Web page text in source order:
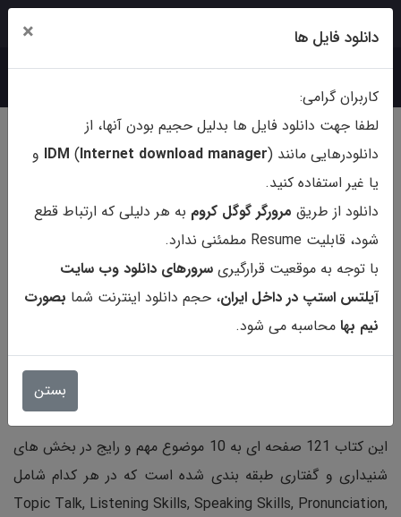
ورود ثبت‌نام
کتاب MacMillan Listening &
این کتاب 121 صفحه ای به 10 موضوع مهم و رایج در بخش های
شنیداری و گفتاری طبقه بندی شده است که در هر کدام شامل
Topic Talk, Listening Skills, Speaking Skills, Pronunciation,
دانلود فایل ها ×
کاربران گرامی:
لطفا جهت دانلود فایل ها بدلیل حجیم بودن آنها، از
دانلودرهایی مانند (
Internet download manager
)
IDM و
یا غیر استفاده کنید.
دانلود از طریق مرورگر گوگل کروم به هر دلیلی که ارتباط قطع
شود، قابلیت Resume مطمئنی ندارد.
با توجه به موقعیت قرارگیری سرورهای دانلود وب سایت
آیلتس استپ در داخل ایران، حجم دانلود اینترنت شما بصورت
نیم بها محاسبه می شود.
بستن